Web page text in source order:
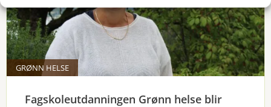
GRØNN HELSE
Fagskoleutdanningen Grønn helse blir